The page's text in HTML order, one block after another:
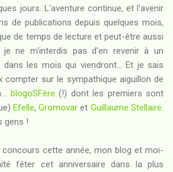
jours. L'aventure continue, et l'avenir
de publications depuis quelques mois,
de temps de lecture et peut-être aussi
je ne m'interdis pas d'en revenir à un
les mois qui viendront... Et je sais
compter sur le sympathique aiguillon de
blogoSFère (!) dont les premiers sont
Efelle,Gromovar et Guillaume Stellaire
gens !
cette année, mon blog et moi-
fêter cet anniversaire dans la plus